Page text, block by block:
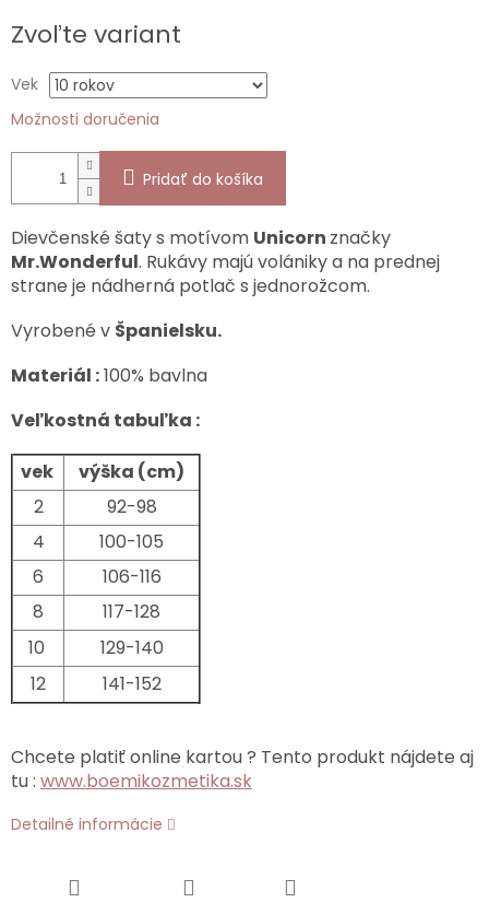
cena:
Zvoľte variant
Vek
Možnosti doručenia
Pridať do košíka
Dievčenské šaty s motívom Unicorn značky
Mr.Wonderful. Rukávy majú volániky a na prednej
strane je nádherná potlač s jednorožcom.
Vyrobené v Španielsku.
Materiál :100% bavlna
Veľkostná tabuľka :
vek
výška (cm)
2
92-98
4
100-105
6
106-116
8
117-128
10
129-140
12
141-152
Chcete platiť online kartou ? Tento produkt nájdete aj
tu : www.boemikozmetika.sk
Detailné informácie